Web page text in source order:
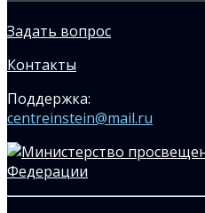
Задать вопрос
Контакты
Поддержка:
centreinstein@mail.ru